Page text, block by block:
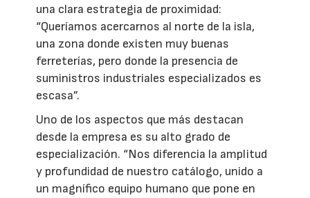
una clara estrategia de proximidad:
“Queríamos acercarnos al norte de la isla,
una zona donde existen muy buenas
ferreterías, pero donde la presencia de
suministros industriales especializados es
escasa”.
Uno de los aspectos que más destacan
desde la empresa es su alto grado de
especialización. “Nos diferencia la amplitud
y profundidad de nuestro catálogo, unido a
un magnífico equipo humano que pone en